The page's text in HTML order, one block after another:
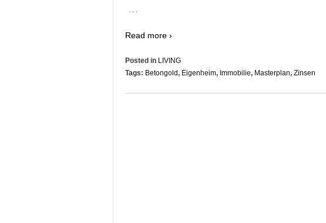
…
Read more ›
Posted in LIVING
Tags: Betongold, Eigenheim, Immobilie, Masterplan, Zinsen